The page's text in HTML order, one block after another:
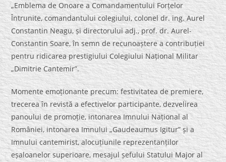
„Emblema de Onoare a Comandamentului Forțelor
Întrunite, comandantului colegiului, colonel dr. ing. Aurel
Constantin Neagu, și directorului adj., prof. dr. Aurel-
Constantin Soare, în semn de recunoaștere a contribuției
pentru ridicarea prestigiului Colegiului Național Militar
„Dimitrie Cantemir”.
Momente emoționante precum: festivitatea de premiere,
trecerea în revistă a efectivelor participante, dezvelirea
panoului de promoție, intonarea Imnului Național al
României, intonarea Imnului „Gaudeaumus Igitur” și a
Imnului cantemirist, alocuțiunile reprezentanților
eșaloanelor superioare, mesajul șefului Statului Major al